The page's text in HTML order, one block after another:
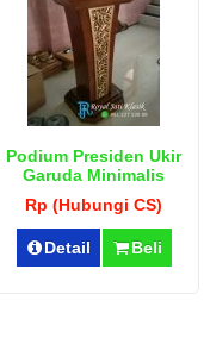
Podium Presiden Ukir
Garuda Minimalis
Rp (Hubungi CS)
Detail Beli